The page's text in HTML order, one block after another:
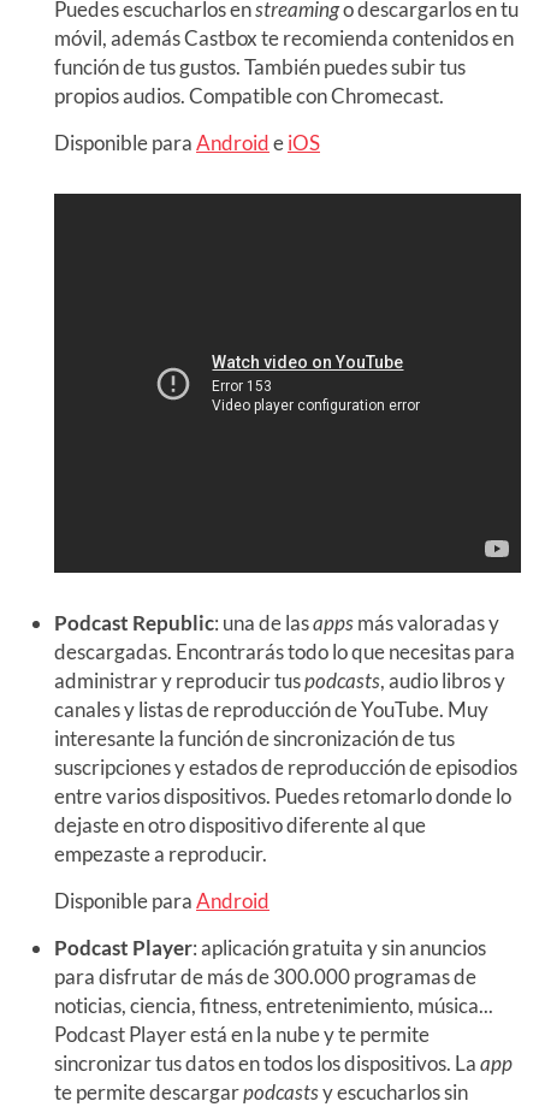
Puedes escucharlos enstreamingo descargarlos en tu
móvil, además Castbox te recomienda contenidos en
función de tus gustos. También puedes subir tus
propios audios. Compatible con Chromecast.
Disponible paraAndroideiOS
Podcast Republic: una de lasappsmás valoradas y
descargadas. Encontrarás todo lo que necesitas para
administrar y reproducir tuspodcasts, audio libros y
canales y listas de reproducción de YouTube. Muy
interesante la función de sincronización de tus
suscripciones y estados de reproducción de episodios
entre varios dispositivos. Puedes retomarlo donde lo
dejaste en otro dispositivo diferente al que
empezaste a reproducir.
Disponible paraAndroid
Podcast Player: aplicación gratuita y sin anuncios
para disfrutar de más de 300.000 programas de
noticias, ciencia, fitness, entretenimiento, música...
Podcast Player está en la nube y te permite
sincronizar tus datos en todos los dispositivos. Laapp
te permite descargarpodcastsy escucharlos sin